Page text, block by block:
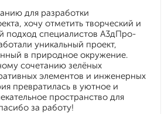
для разработки
хочу отметить творческий и
подход специалистов А3дПро-
уникальный проект,
в природное окружение.
сочетанию зелёных
элементов и инженерных
превратилась в уютное и
пространство для
за работу!